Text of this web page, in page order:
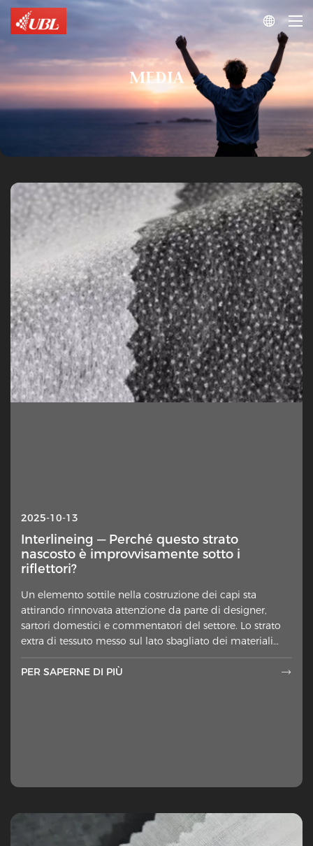

MEDIA
2025-10-13
Interlineing — Perché questo strato
nascosto è improvvisamente sotto i
riflettori?
Un elemento sottile nella costruzione dei capi sta
attirando rinnovata attenzione da parte di designer,
sartori domestici e commentatori del settore. Lo strato
extra di tessuto messo sul lato sbagliato dei materiali
PER SAPERNE DI PIÙ
